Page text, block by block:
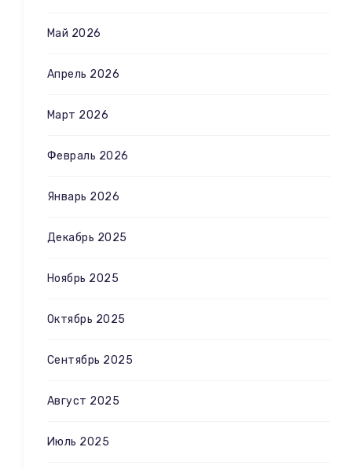
Май 2026
Апрель 2026
Март 2026
Февраль 2026
Январь 2026
Декабрь 2025
Ноябрь 2025
Октябрь 2025
Сентябрь 2025
Август 2025
Июль 2025